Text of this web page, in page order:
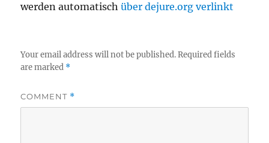
werden automatischüber dejure.org verlinkt
Your email address will not be published. Required fields
are marked *
COMMENT *